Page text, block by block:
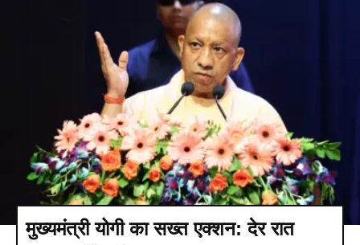
मुख्यमंत्री योगी का सख्त एक्शन: देर रात